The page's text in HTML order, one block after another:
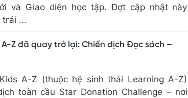
và Giao diện học tập. Đợt cập nhật này
trải ...
Z đã quay trở lại: Chiến dịch Đọc sách –
A-Z (thuộc hệ sinh thái Learning A-Z)
toàn cầu Star Donation Challenge – nơi